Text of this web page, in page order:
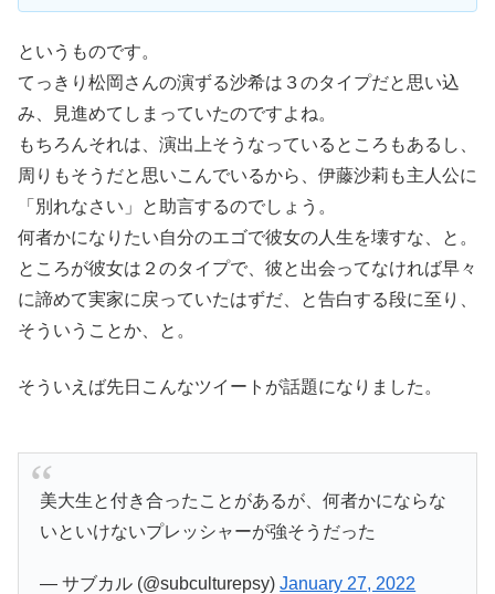
というものです。
てっきり松岡さんの演ずる沙希は３のタイプだと思い込
み、見進めてしまっていたのですよね。
もちろんそれは、演出上そうなっているところもあるし、
周りもそうだと思いこんでいるから、伊藤沙莉も主人公に
「別れなさい」と助言するのでしょう。
何者かになりたい自分のエゴで彼女の人生を壊すな、と。
ところが彼女は２のタイプで、彼と出会ってなければ早々
に諦めて実家に戻っていたはずだ、と告白する段に至り、
そういうことか、と。
そういえば先日こんなツイートが話題になりました。
美大生と付き合ったことがあるが、何者かにならな
いといけないプレッシャーが強そうだった
— サブカル (@subculturepsy)January 27, 2022